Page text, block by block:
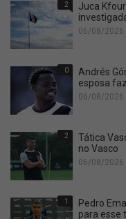
2
Juca
06/08/2026
0
Andrés
esposa
06/08/2026
2
Tática
no Vasco
06/08/2026
1
Pedro
para esse